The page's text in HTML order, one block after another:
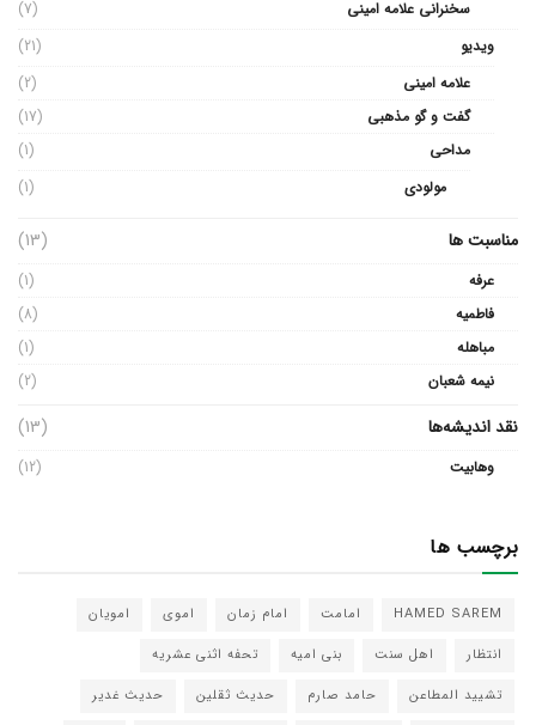
سخنرانی علامه امینی
(7)
ویدیو
(21)
علامه امینی
(2)
گفت و گو مذهبی
(17)
مداحی
(1)
مولودی
(1)
مناسبت ها (13)
عرفه
(1)
فاطمیه
(8)
مباهله
(1)
نیمه شعبان
(2)
نقد اندیشه‌ها (13)
وهابیت (12)
برچسب ها
HAMED SAREM امامت امام زمان اموی
امویان
انتظار
اهل سنت بنی امیه
تحفه اثنی عشریه
تشیید المطاعن
حامد صارم حدیث ثقلین
حدیث غدیر